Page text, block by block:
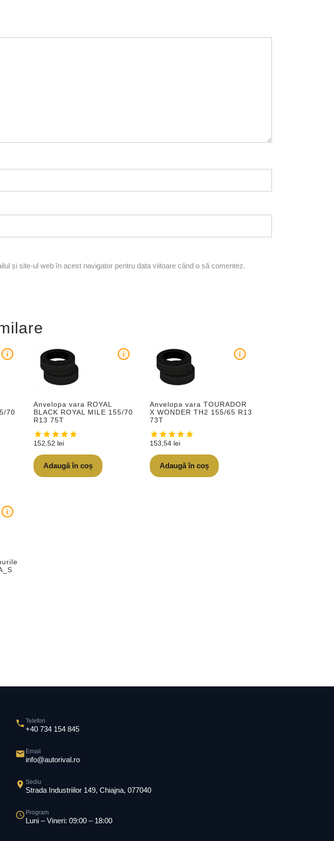
și site-ul web în acest navigator pentru data viitoare când o să comentez.
70
i
Anvelopa vara ROYAL
BLACK ROYAL MILE 155/70
R13 75T
i
152,52 lei
Adaugă în coș
Anvelopa vara TOURADOR
X WONDER TH2 155/65 R13
73T
i
153,54 lei
Adaugă în coș
i
Telefon
+40 734 154 845
Email
info@autorival.ro
Sediu
Strada Industriilor 149, Chiajna, 077040
Program
Luni – Vineri: 09:00 – 18:00